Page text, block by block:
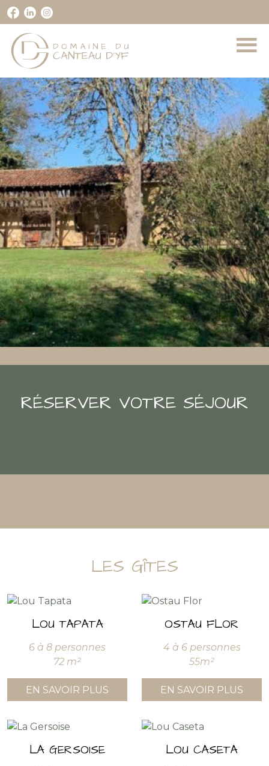
RÉSERVER VOTRE SÉJOUR
LES GÎTES
LOU TAPATA
6 à 8 personnes
72 m²
EN SAVOIR PLUS
OSTAU FLOR
4 à 6 personnes
55m²
EN SAVOIR PLUS
LA GERSOISE LOU CASETA